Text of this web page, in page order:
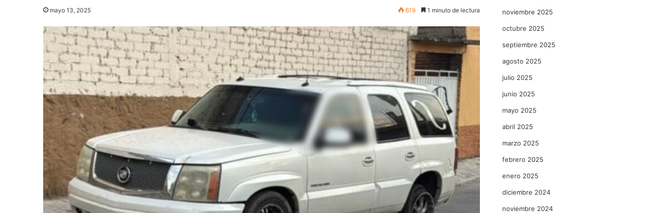
mayo 13, 2025 619 1 minuto de lectura noviembre 2025
octubre 2025
septiembre 2025
agosto 2025
julio 2025
junio 2025
mayo 2025
abril 2025
marzo 2025
febrero 2025
enero 2025
diciembre 2024
noviembre 2024